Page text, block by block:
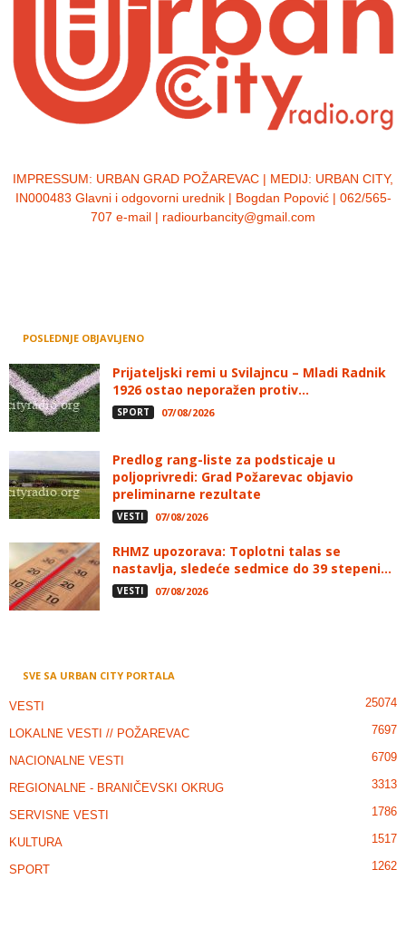
IMPRESSUM: URBAN GRAD POŽAREVAC | MEDIJ: URBAN CITY,
IN000483 Glavni i odgovorni urednik | Bogdan Popović | 062/565-
707 e-mail | radiourbancity@gmail.com
POSLEDNJE OBJAVLJENO
Prijateljski remi u Svilajncu – Mladi Radnik
1926 ostao neporažen protiv...
SPORT 07/08/2026
Predlog rang-liste za podsticaje u
poljoprivredi: Grad Požarevac objavio
preliminarne rezultate
VESTI 07/08/2026
RHMZ upozorava: Toplotni talas se
nastavlja, sledeće sedmice do 39 stepeni...
VESTI 07/08/2026
SVE SA URBAN CITY PORTALA
VESTI 25074
LOKALNE VESTI // POŽAREVAC 7697
NACIONALNE VESTI 6709
REGIONALNE - BRANIČEVSKI OKRUG 3313
SERVISNE VESTI 1786
KULTURA 1517
SPORT 1262